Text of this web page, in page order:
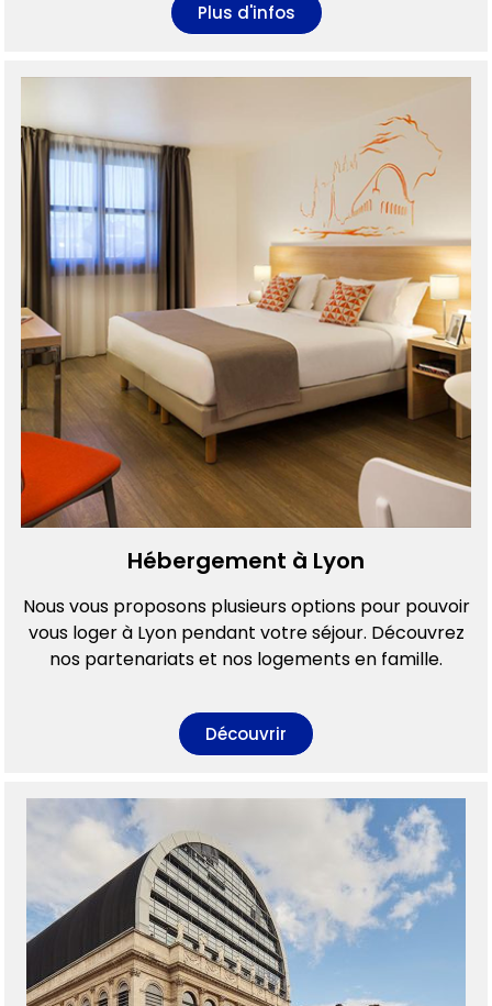
Plus d'infos
Hébergement à Lyon
Nous vous proposons plusieurs options pour pouvoir
vous loger à Lyon pendant votre séjour. Découvrez
nos partenariats et nos logements en famille.
Découvrir